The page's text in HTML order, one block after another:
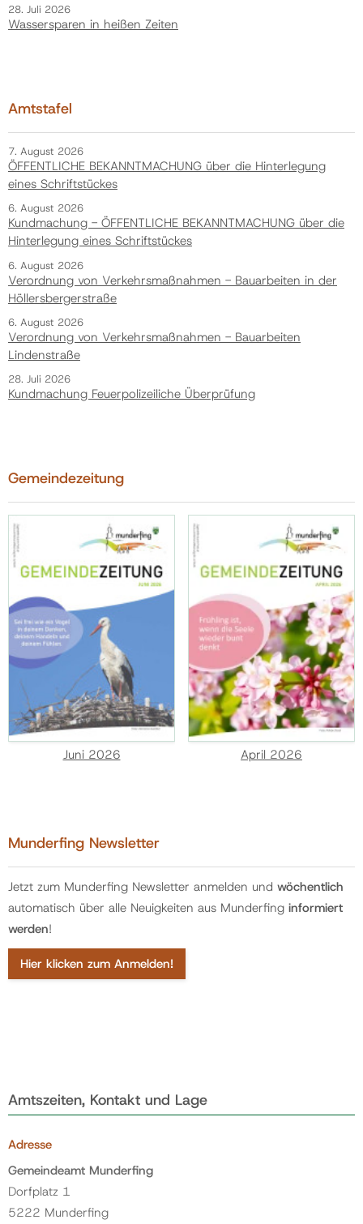
28. Juli 2026
Wassersparen in heißen Zeiten
Amtstafel
7. August 2026
ÖFFENTLICHE BEKANNTMACHUNG über die Hinterlegung
eines Schriftstückes
6. August 2026
Kundmachung - ÖFFENTLICHE BEKANNTMACHUNG über die
Hinterlegung eines Schriftstückes
6. August 2026
Verordnung von Verkehrsmaßnahmen - Bauarbeiten in der
Höllersbergerstraße
6. August 2026
Verordnung von Verkehrsmaßnahmen - Bauarbeiten
Lindenstraße
28. Juli 2026
Kundmachung Feuerpolizeiliche Überprüfung
Gemeindezeitung
Juni 2026 April 2026
Munderfing Newsletter
Jetzt zum Munderfing Newsletter anmelden und wöchentlich
automatisch über alle Neuigkeiten aus Munderfing informiert
werden!
Hier klicken zum Anmelden!
Amtszeiten, Kontakt und Lage
Adresse
Gemeindeamt Munderfing
Dorfplatz 1
5222 Munderfing